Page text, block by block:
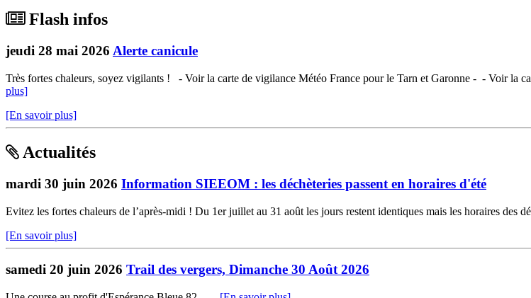
Flash infos
jeudi 28 mai 2026 Alerte canicule
Très fortes chaleurs, soyez vigilants ! - Voir la carte de vigilance Météo France pour le Tarn et Garonne - - Voir la
plus]
[En savoir plus]
Actualités
mardi 30 juin 2026 Information SIEEOM : les déchèteries passent en horaires d'été
Evitez les fortes chaleurs de l’après-midi ! Du 1er juillet au 31 août les jours restent identiques mais les horaires des
[En savoir plus]
samedi 20 juin 2026 Trail des vergers, Dimanche 30 Août 2026